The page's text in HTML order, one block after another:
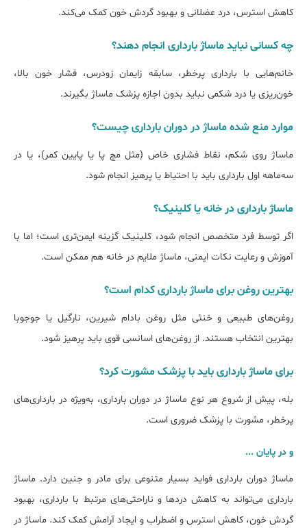
کاهش استرس، درد عضلانی و بهبود گردش خون کمک می‌کند.
چه کسانی نباید ماساژ بارداری انجام دهند؟
خانم‌هایی با بارداری پرخطر، سابقه زایمان زودرس، فشار خون بالا،
خون‌ریزی یا درد شکمی نباید بدون اجازه پزشک ماساژ بگیرند.
موارد منع شده ماساژ در دوران بارداری چیست؟
ماساژ روی شکم، نقاط فشاری خاص (مثل مچ پا یا پایین کمر)، یا در
سه‌ماهه اول بارداری باید با احتیاط یا پرهیز انجام شود.
ماساژ بارداری در خانه یا کلینیک؟
اگر توسط فرد متخصص انجام شود، کلینیک گزینه ایمن‌تری است؛ اما با
آموزش و رعایت نکات ایمنی، ماساژ ملایم در خانه هم ممکن است.
بهترین روغن برای ماساژ بارداری کدام است؟
روغن‌های طبیعی و خنثی مثل روغن بادام شیرین، نارگیل یا جوجوبا
بهترین انتخاب هستند. از روغن‌های اسانسی قوی باید پرهیز شود.
برای ماساژ بارداری باید با پزشک مشورت کرد؟
بله، پیش از شروع هر نوع ماساژ در دوران بارداری، به‌ویژه در بارداری‌های
پرخطر، مشورت با پزشک ضروری است.
و در پایان ...
ماساژ دوران بارداری فواید بسیار متنوعی برای مادر و جنین دارد. ماساژ
بارداری می‌تواند به کاهش دردها و ناراحتی‌های مرتبط با بارداری، بهبود
گردش خون، کاهش استرس و اضطراب و ایجاد آرامش کمک کند. ماساژ در